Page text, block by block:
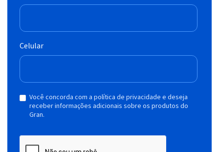
Celular
Você concorda com a política de privacidade e deseja
receber informações adicionais sobre os produtos do
Gran.